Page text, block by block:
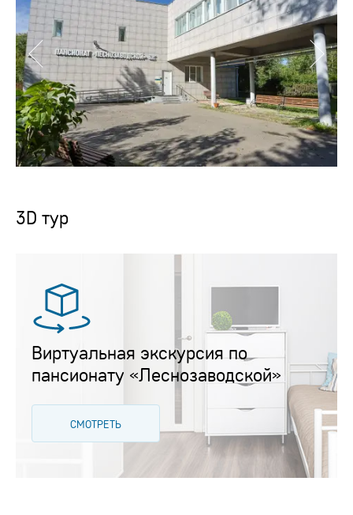
3D тур
Виртуальная экскурсия по
пансионату «Леснозаводской»
СМОТРЕТЬ